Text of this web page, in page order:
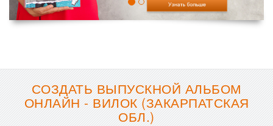
СОЗДАТЬ ВЫПУСКНОЙ АЛЬБОМ
ОНЛАЙН - ВИЛОК (ЗАКАРПАТСКАЯ
ОБЛ.)